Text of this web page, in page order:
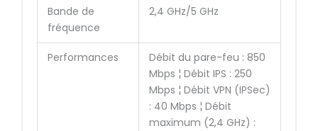
Bande de
fréquence
2,4 GHz/5 GHz
Performances
Débit du pare-feu : 850
Mbps ¦ Débit IPS : 250
Mbps ¦ Débit VPN (IPSec)
: 40 Mbps ¦ Débit
maximum (2,4 GHz) :